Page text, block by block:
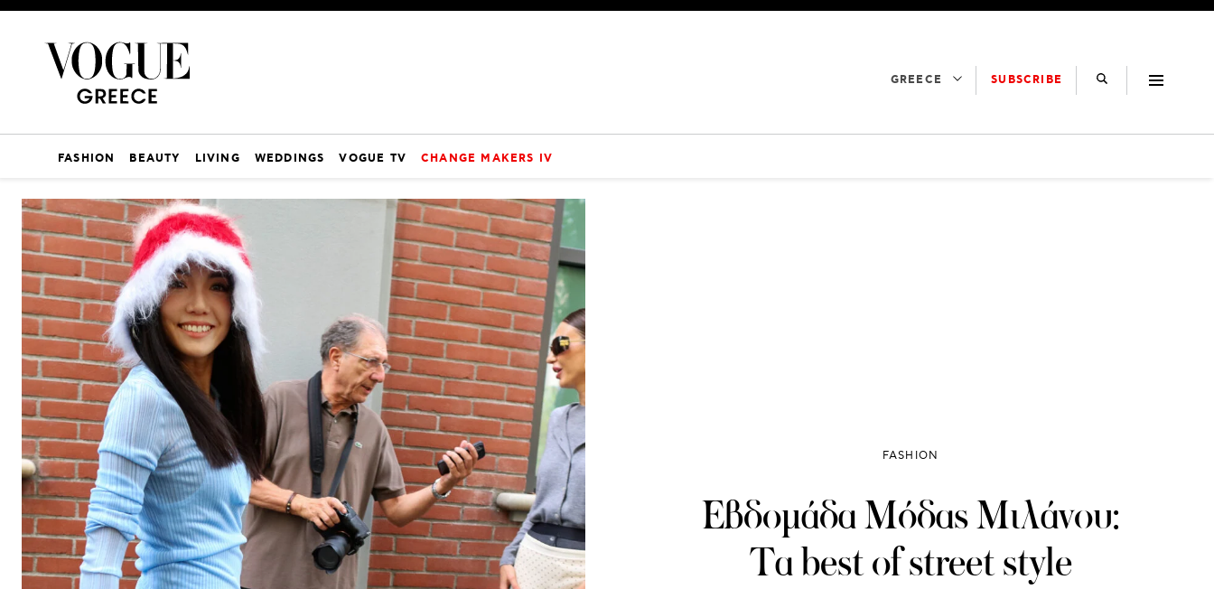
GREECE SUBSCRIBE
FASHION BEAUTY LIVING WEDDINGS VOGUE TV CHANGE MAKERS IV
FASHION
Εβδομάδα Μόδας Μιλάνου:
Τα best of street style